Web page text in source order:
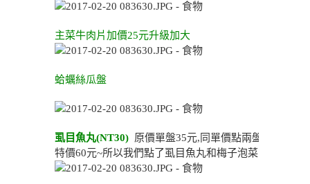
主菜牛肉片加價25元升級加大
蛤蠣絲瓜盤
虱目魚丸(NT30) 原價單盤35元,同單價點兩盤
特價60元~所以我們點了虱目魚丸和梅子泡菜